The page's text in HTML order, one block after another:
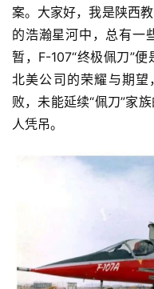
案。大家好，我是陕西
的浩瀚星河中，总有一
暂，F-107“终极佩刀”
北美公司的荣耀与期望
败，未能延续“佩刀”家
人凭吊。